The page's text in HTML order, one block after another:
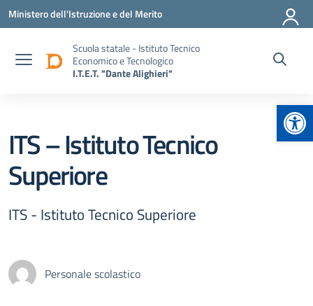
Vai ai contenuti
Vai al menu di navigazione
Vai al footer
Ministero dell'Istruzione e del Merito
Scuola statale - Istituto Tecnico
Economico e Tecnologico
I.T.E.T. "Dante Alighieri"
ITS – Istituto Tecnico
Superiore
ITS - Istituto Tecnico Superiore
Personale scolastico